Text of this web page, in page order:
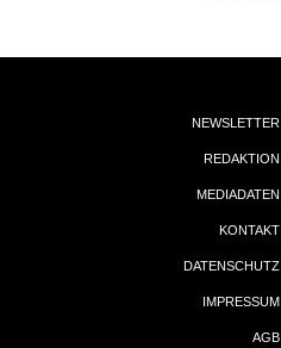
NEWSLETTER
REDAKTION
MEDIADATEN
KONTAKT
DATENSCHUTZ
IMPRESSUM
AGB